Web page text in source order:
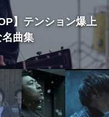
】テンション爆上
曲集